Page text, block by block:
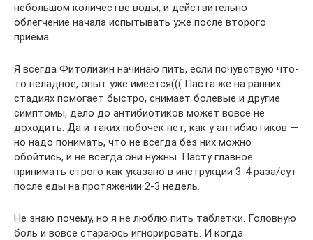
небольшом количестве воды, и действительно
облегчение начала испытывать уже после второго
приема.
Я всегда Фитолизин начинаю пить, если почувствую что-
то неладное, опыт уже имеется((( Паста же на ранних
стадиях помогает быстро, снимает болевые и другие
симптомы, дело до антибиотиков может вовсе не
доходить. Да и таких побочек нет, как у антибиотиков —
но надо понимать, что не всегда без них можно
обойтись, и не всегда они нужны. Пасту главное
принимать строго как указано в инструкции 3-4 раза/сут
после еды на протяжении 2-3 недель.
Не знаю почему, но я не люблю пить таблетки. Головную
боль и вовсе стараюсь игнорировать. И когда